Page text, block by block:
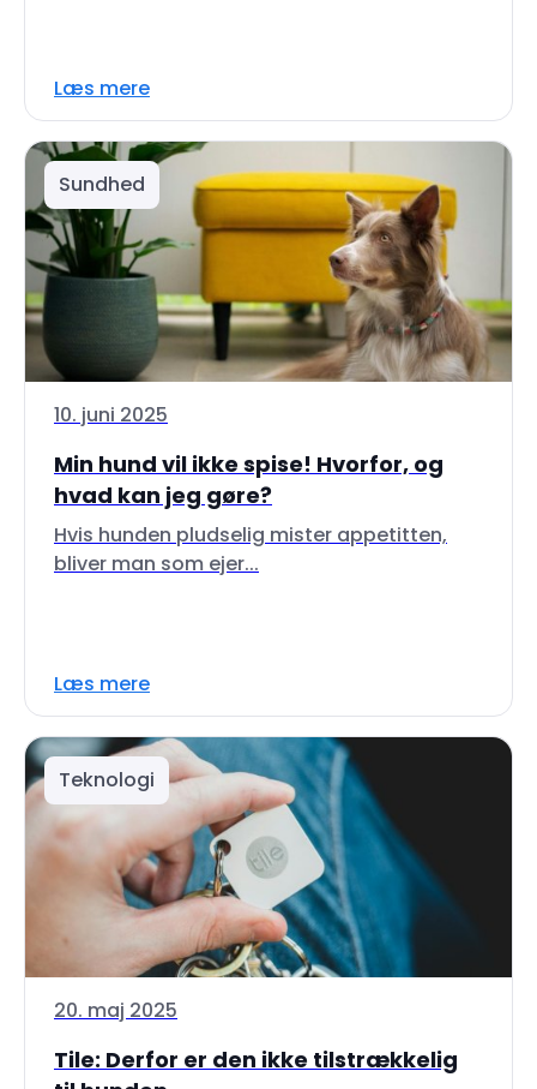
Læs mere
Sundhed
10. juni 2025
Min hund vil ikke spise! Hvorfor, og
hvad kan jeg gøre?
Hvis hunden pludselig mister appetitten,
bliver man som ejer...
Læs mere
Teknologi
20. maj 2025
Tile: Derfor er den ikke tilstrækkelig